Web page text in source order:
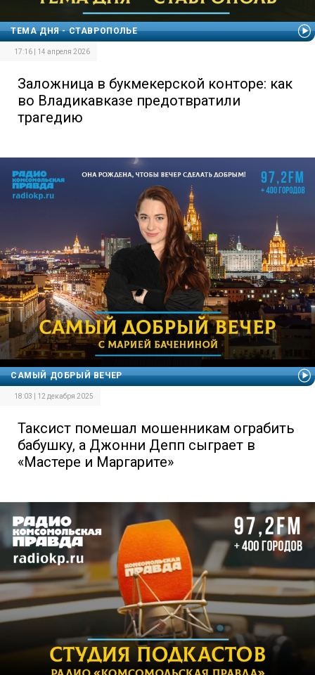
ТЕМА ДНЯ - СТАВРОПОЛЬЕ
17:16 | 14 апреля 2026
Заложница в букмекерской конторе: как
во Владикавказе предотвратили
трагедию
САМЫЙ ДОБРЫЙ ВЕЧЕР
18:03 | 12 декабря 2025
Таксист помешал мошенникам ограбить
бабушку, а Джонни Депп сыграет в
«Мастере и Маргарите»